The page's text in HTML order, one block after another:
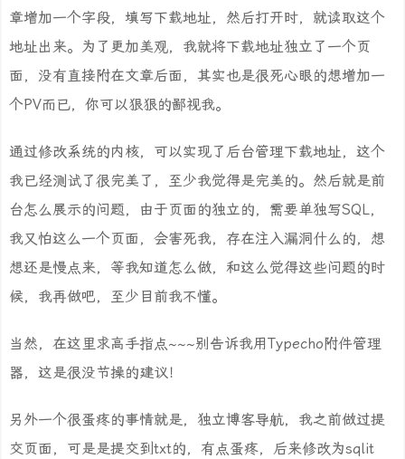
章增加一个字段，填写下载地址，然后打开时，就读取这个
地址出来。为了更加美观，我就将下载地址独立了一个页
面，没有直接附在文章后面，其实也是很死心眼的想增加一
个PV而已，你可以狠狠的鄙视我。
通过修改系统的内核，可以实现了后台管理下载地址，这个
我已经测试了很完美了，至少我觉得是完美的。然后就是前
台怎么展示的问题，由于页面的独立的，需要单独写SQL，
我又怕这么一个页面，会害死我，存在注入漏洞什么的，想
想还是慢点来，等我知道怎么做，和这么觉得这些问题的时
候，我再做吧，至少目前我不懂。
当然，在这里求高手指点~~~别告诉我用Typecho附件管理
器，这是很没节操的建议！
另外一个很蛋疼的事情就是，独立博客导航，我之前做过提
交页面，可是是提交到txt的，有点蛋疼，后来修改为sqlit